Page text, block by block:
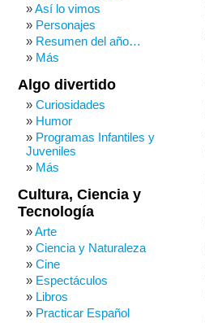
Así lo vimos
Personajes
Resumen del año…
Más
Algo divertido
Curiosidades
Humor
Programas Infantiles y
Juveniles
Más
Cultura, Ciencia y
Tecnología
Arte
Ciencia y Naturaleza
Cine
Espectáculos
Libros
Practicar Español